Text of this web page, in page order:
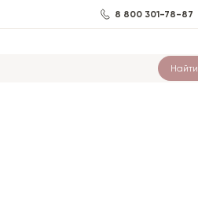
8 800 301-78-87
Найти